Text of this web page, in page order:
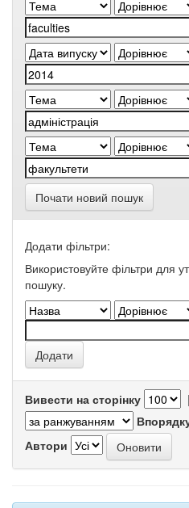
Почати новий пошук
Додати фільтри:
Використовуйте фільтри для
пошуку.
Вивести на сторінку |
Автори